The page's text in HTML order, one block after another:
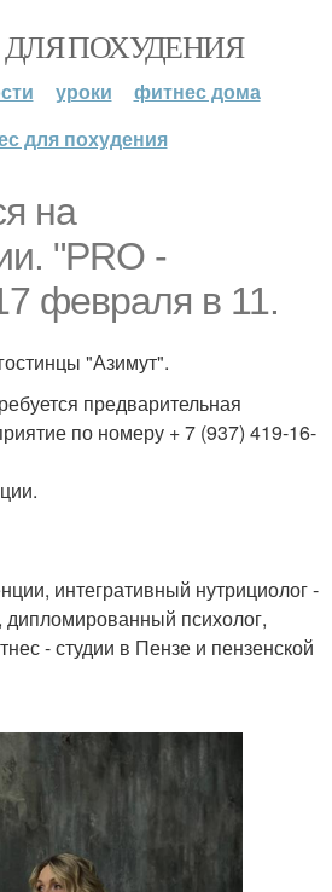
ПОХУДЕНИЯ
уроки
фитнес дома
для похудения
на
"PRO -
февраля в 11.
"Азимут".
предварительная
по номеру + 7 (937) 419-16-
интегративный нутрициолог -
дипломированный психолог,
- студии в Пензе и пензенской